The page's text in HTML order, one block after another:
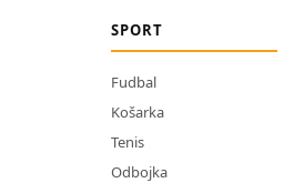
SPORT
Fudbal
Košarka
Tenis
Odbojka